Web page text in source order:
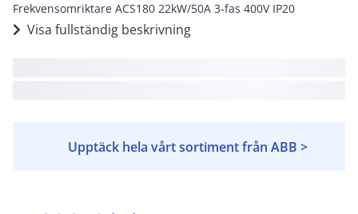
Frekvensomriktare ACS180 22kW/50A 3-fas 400V IP20
Visa fullständig beskrivning
Upptäck hela vårt sortiment från ABB >